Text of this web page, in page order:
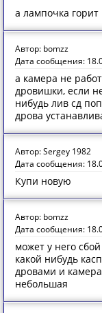
а лампочка
Автор: bomzz
Дата сообщения:
а камера не
дровишки, если
нибудь лив сд
дрова
Автор: Sergey 1982
Дата сообщения:
Купи новую
Автор: bomzz
Дата сообщения:
может у него
какой нибудь
дровами и
небольшая